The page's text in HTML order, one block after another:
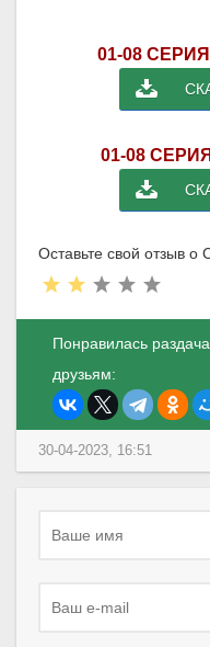
01-08 СЕРИЯ
01-08
Оставьте свой отзыв о
Понравилась
друзьям:
30-04-2023, 16:51